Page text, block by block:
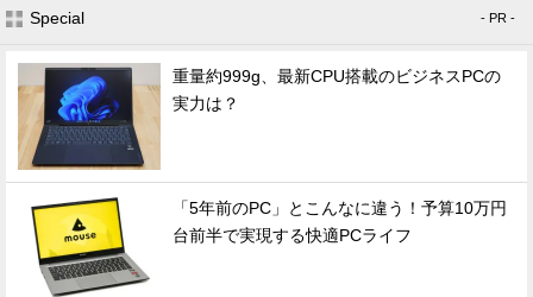
Special - PR -
重量約999g、最新CPU搭載のビジネスPCの
実力は？
「5年前のPC」とこんなに違う！予算10万円
台前半で実現する快適PCライフ